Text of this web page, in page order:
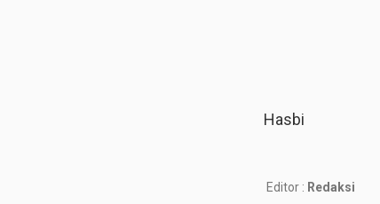
Hasbi
Editor : Redaksi